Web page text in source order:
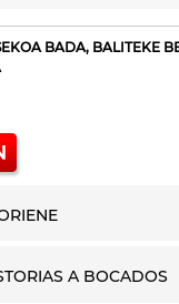
BADA, BALITEKE
A BOCADOS